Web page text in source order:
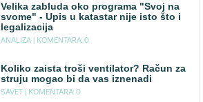
Velika zabluda oko programa "Svoj na
svome" - Upis u katastar nije isto što i
legalizacija
ANALIZA | KOMENTARA: 0
Koliko zaista troši ventilator? Račun za
struju mogao bi da vas iznenadi
SAVET | KOMENTARA: 0